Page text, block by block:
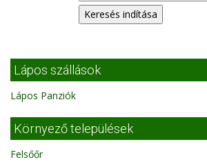
Lápos szállások
Lápos Panziók
Környező települések
Felsőőr